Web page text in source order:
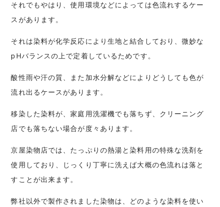
それでもやはり、使用環境などによっては色流れするケー
スがあります。
それは染料が化学反応により生地と結合しており、微妙な
pHバランスの上で定着しているためです。
酸性雨や汗の質、また加水分解などによりどうしても色が
流れ出るケースがあります。
移染した染料が、家庭用洗濯機でも落ちず、クリーニング
店でも落ちない場合が度々あります。
京屋染物店では、たっぷりの熱湯と染料用の特殊な洗剤を
使用しており、じっくり丁寧に洗えば大概の色流れは落と
すことが出来ます。
弊社以外で製作されました染物は、どのような染料を使い